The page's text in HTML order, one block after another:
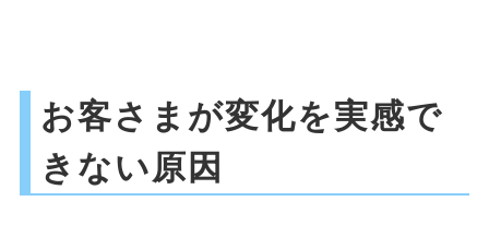
お客さまが変化を実感で
きない原因